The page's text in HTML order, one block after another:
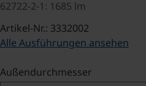
62722-2-1: 1685 lm
Artikel-Nr.: 3332002
Alle Ausführungen ansehen
Außendurchmesser